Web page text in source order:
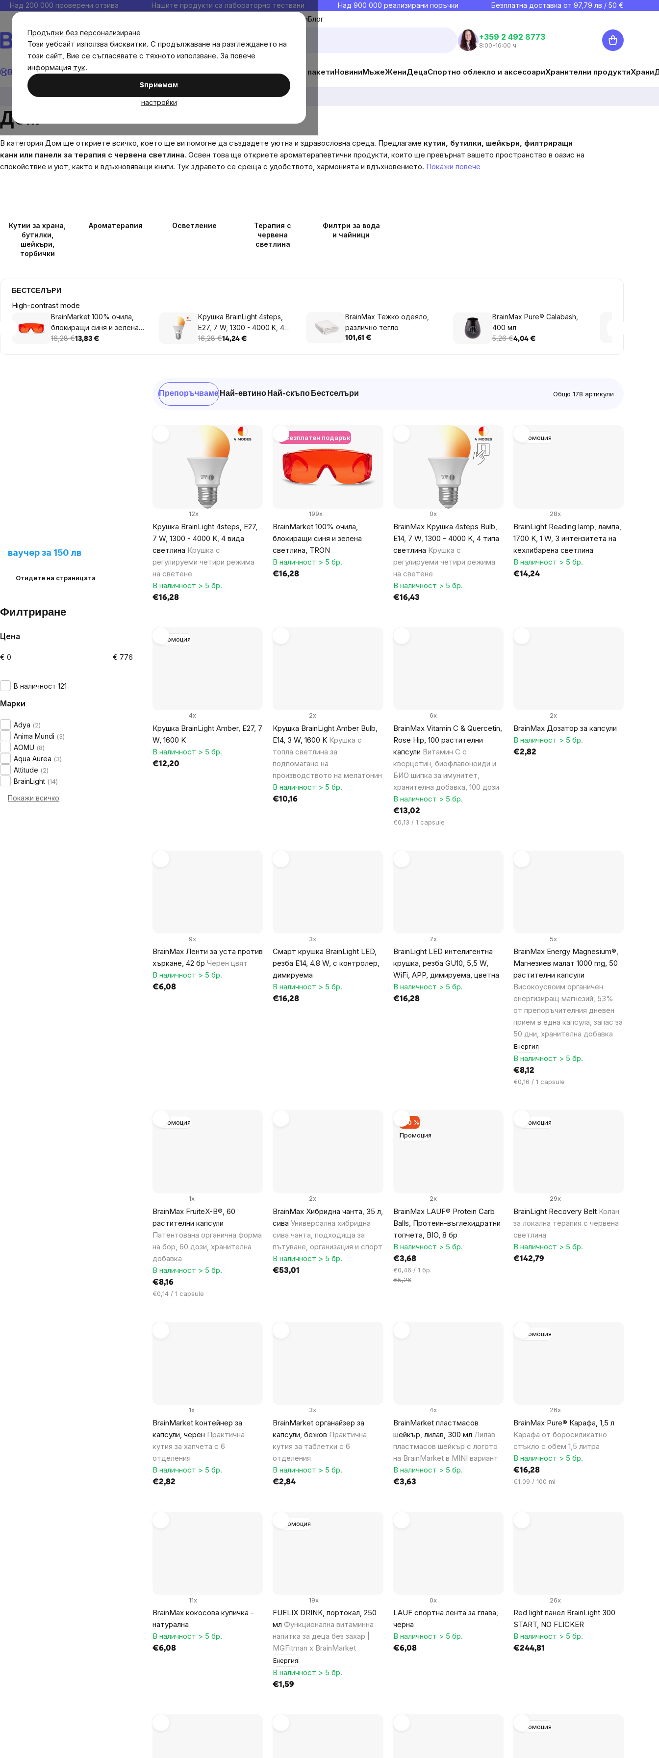
Продължи без персонализиране
Този уебсайт използва бисквитки. С продължаване на разглеждането на
този сайт, Вие се съгласявате с тяхното използване. За повече
информация тук.
Sпpиeмaм
настройки
Прескочи
към
съдържанието
Над 200 000 проверени отзива Нашите продукти са лабораторно тествани Над 900 000 реализирани поръчки Безплатна доставка от 97,79 лв / 50 €
Моите любимиБлог
+359 2 492 8773
8:00-16:00 ч.
Количка
Brainmax Имунитет Акции💪 WomenPowerЦелиДиетични добавкиИзгодни пакетиНовиниМъжеЖениДецаСпортно облекло и аксесоариХранителни продуктиХрани
Дом
В категория Дом ще откриете всичко, което ще ви помогне да създадете уютна и здравословна среда. Предлагаме кутии, бутилки, шейкъри, филтриращи
кани или панели за терапия с червена светлина. Освен това ще откриете ароматерапевтични продукти, които ще превърнат вашето пространство в оазис на
спокойствие и уют, както и вдъхновяващи книги. Тук здравето се среща с удобството, хармонията и вдъхновението. Покажи повече
Кутии за храна,
бутилки,
шейкъри,
торбички
Ароматерапия Осветление
Терапия с
червена
светлина
Филтри за вода
и чайници
БЕСТСЕЛЪРИ
High-contrast mode
BrainMarket 100% очила,
блокиращи синя и зелена
светлина, TRON
16,28 €13,83 €
Крушка BrainLight 4steps,
E27, 7 W, 1300 - 4000 K, 4
вида светлина
16,28 €14,24 €
BrainMax Тежко одеяло,
различно тегло
101,61 €
BrainMax Pure® Calabash,
400 мл
5,26 €4,04 €
ваучер за 150 лв
Отидете на страницата
Филтриране
Цена
€ 0 € 776
В наличност 121
Марки
Adya 2
Anima Mundi 3
AOMU 8
Aqua Aurea 3
Attitude 2
BrainLight 14
Покажи всичко
Сортиране
на
продукти
Препоръчваме Най-евтино Най-скъпо Бестселъри Общо 178 артикули
products
Крушка BrainLight 4steps, E27,
7 W, 1300 - 4000 K, 4 вида
светлина Крушка с
регулируеми четири режима
на светене
12x
В наличност > 5 бр.
€16,28
+ Безплатен подарък
BrainMarket 100% очила,
блокиращи синя и зелена
светлина, TRON
199x
В наличност > 5 бр.
€16,28
BrainMax Крушка 4steps Bulb,
E14, 7 W, 1300 - 4000 K, 4 типа
светлина Крушка с
регулируеми четири режима
на светене
0x
В наличност > 5 бр.
€16,43
Промоция
BrainLight Reading lamp, лампа,
1700 K, 1 W, 3 интензитета на
кехлибарена светлина
28x
В наличност > 5 бр.
€14,24
Промоция
Крушка BrainLight Amber, E27, 7
W, 1600 K
4x
В наличност > 5 бр.
€12,20
Крушка BrainLight Amber Bulb,
E14, 3 W, 1600 K Крушка с
топла светлина за
подпомагане на
производството на мелатонин
2x
В наличност > 5 бр.
€10,16
BrainMax Vitamin C & Quercetin,
Rose Hip, 100 растителни
капсули Витамин C с
кверцетин, биофлавоноиди и
БИО шипка за имунитет,
хранителна добавка, 100 дози
6x
В наличност > 5 бр.
€13,02
Цена
€0,13 / 1 capsule
BrainMax Дозатор за капсули
2x
В наличност > 5 бр.
€2,82
BrainMax Ленти за уста против
хъркане, 42 бр Черен цвят
9x
В наличност > 5 бр.
€6,08
Смарт крушка BrainLight LED,
резба E14, 4.8 W, с контролер,
димируема
3x
В наличност > 5 бр.
€16,28
BrainLight LED интелигентна
крушка, резба GU10, 5,5 W,
WiFi, APP, димируема, цветна
7x
В наличност > 5 бр.
€16,28
BrainMax Energy Magnesium®,
Магнезиев малат 1000 mg, 50
растителни капсули
Високоусвоим органичен
енергизиращ магнезий, 53%
от препоръчителния дневен
прием в една капсула, запас за
50 дни, хранителна добавка
Енергия
5x
В наличност > 5 бр.
€8,12
Цена
€0,16 / 1 capsule
Промоция
BrainMax FruiteX-B®, 60
растителни капсули
Патентована органична форма
на бор, 60 дози, хранителна
добавка
1x
В наличност > 5 бр.
€8,16
Цена
€0,14 / 1 capsule
BrainMax Хибридна чанта, 35 л,
сиваУниверсална хибридна
сива чанта, подходяща за
пътуване, организация и спорт
2x
В наличност > 5 бр.
€53,01
Промоция
–30 %
BrainMax LAUF® Protein Carb
Balls, Протеин-въглехидратни
топчета, BIO, 8 бр
2x
В наличност > 5 бр.
€3,68
Цена
за
€0,46 / 1 бр.
€5,26
Промоция
BrainLight Recovery Belt Колан
за локална терапия с червена
светлина
29x
В наличност > 5 бр.
€142,79
BrainMarket kонтейнер за
капсули, черен Практична
кутия за хапчета с 6
отделения
1x
В наличност > 5 бр.
€2,82
BrainMarket органайзер за
капсули, бежов Практична
кутия за таблетки с 6
отделения
3x
В наличност > 5 бр.
€2,84
BrainMarket пластмасов
шейкър, лилав, 300 мл Лилав
пластмасов шейкър с логото
на BrainMarket в MINI вариант
4x
В наличност > 5 бр.
€3,63
Промоция
BrainMax Pure® Карафа, 1,5 л
Карафа от боросиликатно
стъкло с обем 1,5 литра
26x
В наличност > 5 бр.
€16,28
Цена
€1,09 / 100 ml
BrainMax кокосова купичка -
натурална
11x
В наличност > 5 бр.
€6,08
Промоция
FUELIX DRINK, портокал, 250
млФункционална витаминна
напитка за деца без захар |
MGFitman x BrainMarket
Енергия
19x
В наличност > 5 бр.
€1,59
LAUF спортна лента за глава,
черна
0x
В наличност > 5 бр.
€6,08
Red light панел BrainLight 300
START, NO FLICKER
26x
В наличност > 5 бр.
€244,81
Промоция